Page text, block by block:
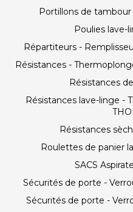
Portillons de
Poulies lave-
Répartiteurs -
Résistances -
Résistances
Résistances lave-linge -
Résistances
Roulettes de panier
SACS
Sécurités de porte -
Sécurités de porte -